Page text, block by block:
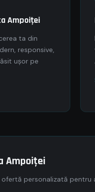
Ampoiţei
ta din
responsive,
ușor pe
Ampoiţei
personalizată pentru